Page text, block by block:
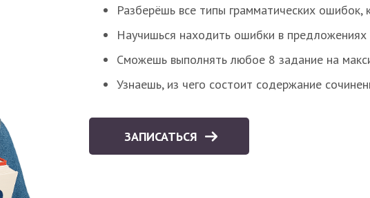
Разберёшь все типы грамматических ошибок,
Научишься находить ошибки в предложениях
Сможешь выполнять любое 8 задание на
Узнаешь, из чего состоит содержание
ЗАПИСАТЬСЯ